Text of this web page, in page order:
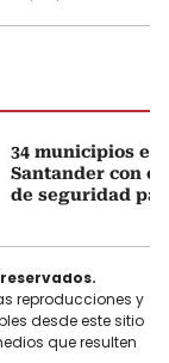
34 municipios en
Santander con
de seguridad
reservados.
reproducciones y
desde este sitio
que resulten